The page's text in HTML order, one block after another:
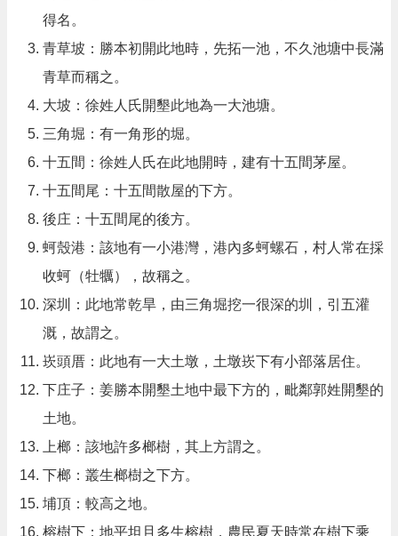
得名。
青草坡：勝本初開此地時，先拓一池，不久池塘中長滿
青草而稱之。
大坡：徐姓人氏開墾此地為一大池塘。
三角堀：有一角形的堀。
十五間：徐姓人氏在此地開時，建有十五間茅屋。
十五間尾：十五間散屋的下方。
後庄：十五間尾的後方。
蚵殼港：該地有一小港灣，港內多蚵螺石，村人常在採
收蚵（牡犡），故稱之。
深圳：此地常乾旱，由三角堀挖一很深的圳，引五灌
溉，故謂之。
崁頭厝：此地有一大土墩，土墩崁下有小部落居住。
下庄子：姜勝本開墾土地中最下方的，毗鄰郭姓開墾的
土地。
上榔：該地許多榔樹，其上方謂之。
下榔：叢生榔樹之下方。
埔頂：較高之地。
榕樹下：地平坦且多生榕樹，農民夏天時常在樹下乘